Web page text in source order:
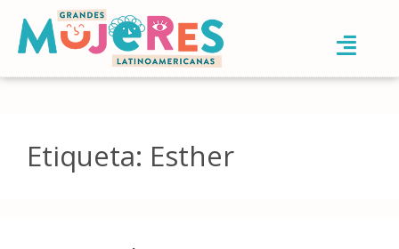
Etiqueta: Esther